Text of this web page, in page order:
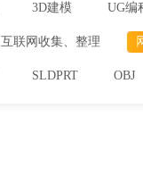
3D建模 UG编
互联网收集、整理
SLDPRT OBJ